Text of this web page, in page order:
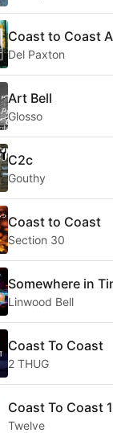
Coast to Coast
Del Paxton
Art Bell
Glosso
C2c
Gouthy
Coast to Coast
Section 30
Somewhere in
Linwood Bell
Coast To Coast
2 THUG
Coast To Coast 1
Twelve